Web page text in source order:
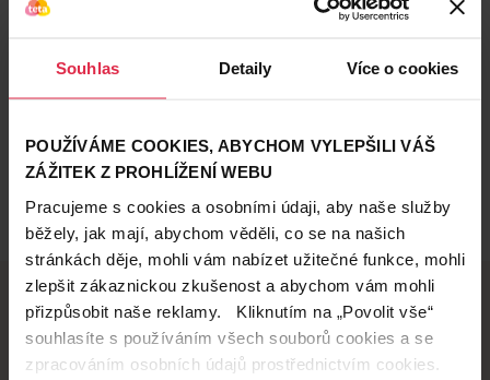
Souhlas Detaily Více o cookies
POUŽÍVÁME COOKIES, ABYCHOM VYLEPŠILI VÁŠ
ZÁŽITEK Z PROHLÍŽENÍ WEBU
Pracujeme s cookies a osobními údaji, aby naše služby
běžely, jak mají, abychom věděli, co se na našich
stránkách děje, mohli vám nabízet užitečné funkce, mohli
zlepšit zákaznickou zkušenost a abychom vám mohli
přizpůsobit naše reklamy. Kliknutím na „Povolit vše“
souhlasíte s používáním všech souborů cookies a se
zpracováním osobních údajů prostřednictvím cookies.
Doručení zdarma
při nákupu nad 1 200 Kč
Věrnostní slevy
ušetřete s Teta klubem